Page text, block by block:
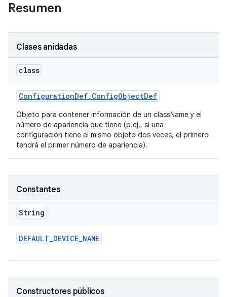
Resumen
Clases anidadas
class
ConfigurationDef. ConfigObjectDef
Objeto para contener información de un className y el
número de apariencia que tiene (p.ej., si una
configuración tiene el mismo objeto dos veces, el primero
tendrá el primer número de apariencia).
Constantes
String
DEFAULT_DEVICE_NAME
Constructores públicos